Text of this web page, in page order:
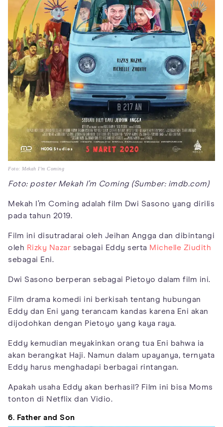
Foto: Mekah I’m Coming
Foto: poster Mekah I’m Coming (Sumber: imdb.com)
Mekah I’m Coming adalah film Dwi Sasono yang dirilis
pada tahun 2019.
Film ini disutradarai oleh Jeihan Angga dan dibintangi
oleh Rizky Nazar sebagai Eddy serta Michelle Ziudith
sebagai Eni.
Dwi Sasono berperan sebagai Pietoyo dalam film ini.
Film drama komedi ini berkisah tentang hubungan
Eddy dan Eni yang terancam kandas karena Eni akan
dijodohkan dengan Pietoyo yang kaya raya.
Eddy kemudian meyakinkan orang tua Eni bahwa ia
akan berangkat Haji. Namun dalam upayanya, ternyata
Eddy harus menghadapi berbagai rintangan.
Apakah usaha Eddy akan berhasil? Film ini bisa Moms
tonton di Netflix dan Vidio.
6. Father and Son